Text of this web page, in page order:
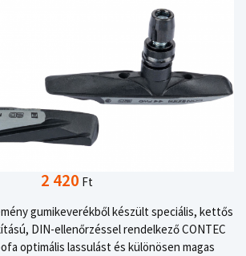
2 420 Ft
gumikeverékből készült speciális, kettős
DIN-ellenőrzéssel rendelkező CONTEC
optimális lassulást és különösen magas